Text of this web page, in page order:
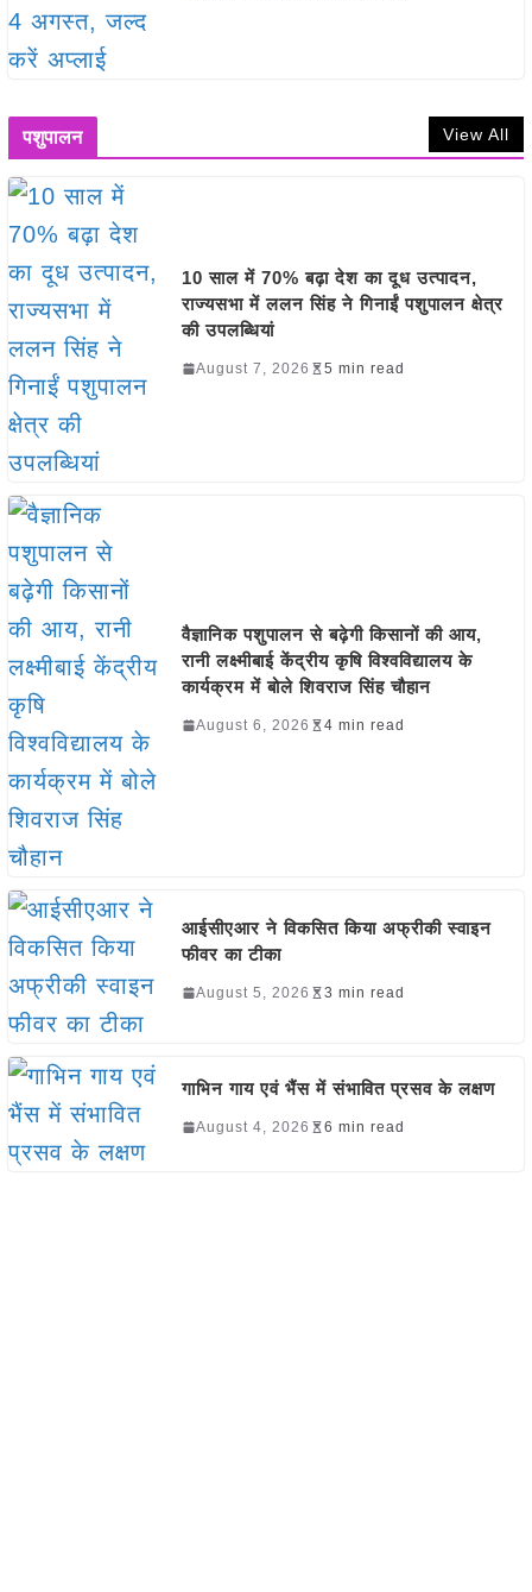
पशुपालन View All
10 साल में 70% बढ़ा देश का दूध उत्पादन,
राज्यसभा में ललन सिंह ने गिनाईं पशुपालन क्षेत्र
की उपलब्धियां
August 7, 2026 5 min read
वैज्ञानिक पशुपालन से बढ़ेगी किसानों की आय,
रानी लक्ष्मीबाई केंद्रीय कृषि विश्वविद्यालय के
कार्यक्रम में बोले शिवराज सिंह चौहान
August 6, 2026 4 min read
आईसीएआर ने विकसित किया अफ्रीकी स्वाइन
फीवर का टीका
August 5, 2026 3 min read
गाभिन गाय एवं भैंस में संभावित प्रसव के लक्षण
August 4, 2026 6 min read